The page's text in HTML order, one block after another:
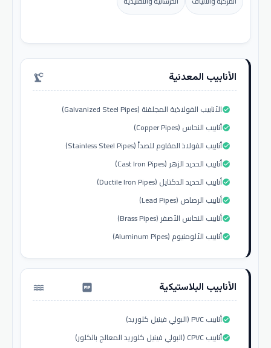
الأنابيب المعدنية precision_manufacturing
الأنابيب الفولاذية المجلفنة (Galvanized Steel Pipes)check_circle
أنابيب النحاس (Copper Pipes)check_circle
أنابيب الفولاذ المقاوم للصدأ (Stainless Steel Pipes)check_circle
أنابيب الحديد الزهر (Cast Iron Pipes)check_circle
أنابيب الحديد الدكتايل (Ductile Iron Pipes)check_circle
أنابيب الرصاص (Lead Pipes)check_circle
أنابيب النحاس الأصفر (Brass Pipes)check_circle
أنابيب الألومنيوم (Aluminum Pipes)check_circle
الأنابيب البلاستيكية water_pump
أنابيب PVC (البولي فينيل كلوريد)check_circle
أنابيب CPVC (البولي فينيل كلوريد المعالج بالكلور)check_circle